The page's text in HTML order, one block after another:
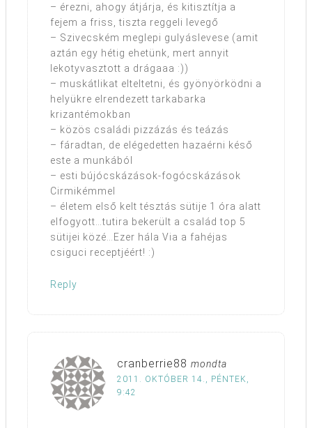
– érezni, ahogy átjárja, és kitisztítja a
fejem a friss, tiszta reggeli levegő
– Szivecském meglepi gulyáslevese (amit
aztán egy hétig ehetünk, mert annyit
lekotyvasztott a drágaaa :))
– muskátlikat elteltetni, és gyönyörködni a
helyükre elrendezett tarkabarka
krizantémokban
– közös családi pizzázás és teázás
– fáradtan, de elégedetten hazaérni késő
este a munkából
– esti bújócskázások-fogócskázások
Cirmikémmel
– életem első kelt tésztás sütije 1 óra alatt
elfogyott…tutira bekerült a család top 5
sütijei közé…Ezer hála Via a fahéjas
csiguci receptjéért! :)
Reply
cranberrie88 mondta
2011. OKTÓBER 14., PÉNTEK,
9:42